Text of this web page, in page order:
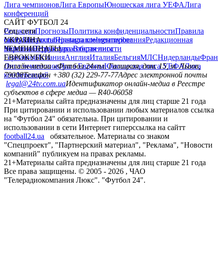
Лига чемпионовЛига ЕвропыЮношеская лига УЕФАЛига
конференций
САЙТ ФУТБОЛ 24
РедакцияПрогнозыПолитика конфиденциальностиПравила
сайтуКонтактыПравила комментированияРедакционная
политикаСтруктура собственности
Соц. сети
facebookxyoutubeinstagramtelegramviber
УКРАИНА
УкраинаПервая лигаВторая лига
ЧЕМПИОНАТЫ
ГерманияИспанияАнглияИталияБельгияМЛСНидерланды
ЕВРОКУБКИ
Лига чемпионовЛига ЕвропыЮношеская лига УЕФАЛига
конференций
Онлайн-медиа «Футбол 24»пл. Галицкая, дом. 15, м. Львов,
79008Телефон +380 (32) 229-77-77Адрес электронной почты
legal@24tv.com.uaИдентификатор онлайн-медиа в Реестре
субъектов в сфере медиа — R40-06058
21+Материалы сайта предназначены для лиц старше 21 года
При цитировании и использовании любых материалов ссылка
на "Футбол 24" обязательна. При цитировании и
использовании в сети Интернет гиперссылка на сайтт
football24.ua
обязательное. Материалы со знаком
"Спецпроект", "Партнерский материал", "Реклама", "Новости
компаний" публикуем на правах рекламы.
21+Материалы сайта предназначены для лиц старше 21 года
Все права защищены. © 2005 - 2026 , ЧАО
"Телерадиокомпания Люкс". "Футбол 24".